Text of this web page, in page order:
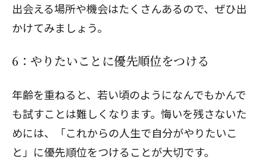
出会える場所や機会はたくさんあるので、ぜひ出
かけてみましょう。
6：やりたいことに優先順位をつける
年齢を重ねると、若い頃のようになんでもかんで
も試すことは難しくなります。悔いを残さないた
めには、「これからの人生で自分がやりたいこ
と」に優先順位をつけることが大切です。